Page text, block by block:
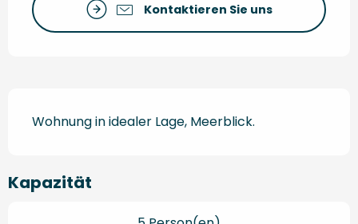
Kontaktieren Sie uns
Wohnung in idealer Lage, Meerblick.
Kapazität